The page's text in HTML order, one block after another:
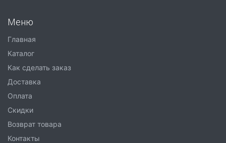
Меню
Главная
Каталог
Как сделать заказ
Доставка
Оплата
Скидки
Возврат товара
Контакты